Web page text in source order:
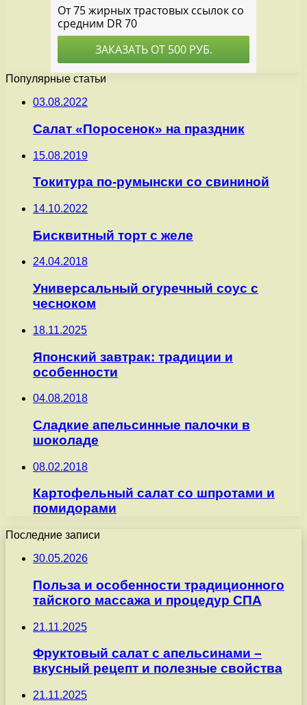
Популярные статьи
03.08.2022
Салат «Поросенок» на праздник
15.08.2019
Токитура по-румынски со свининой
14.10.2022
Бисквитный торт с желе
24.04.2018
Универсальный огуречный соус с
чесноком
18.11.2025
Японский завтрак: традиции и
особенности
04.08.2018
Сладкие апельсинные палочки в
шоколаде
08.02.2018
Картофельный салат со шпротами и
помидорами
Последние записи
30.05.2026
Польза и особенности традиционного
тайского массажа и процедур СПА
21.11.2025
Фруктовый салат с апельсинами –
вкусный рецепт и полезные свойства
21.11.2025